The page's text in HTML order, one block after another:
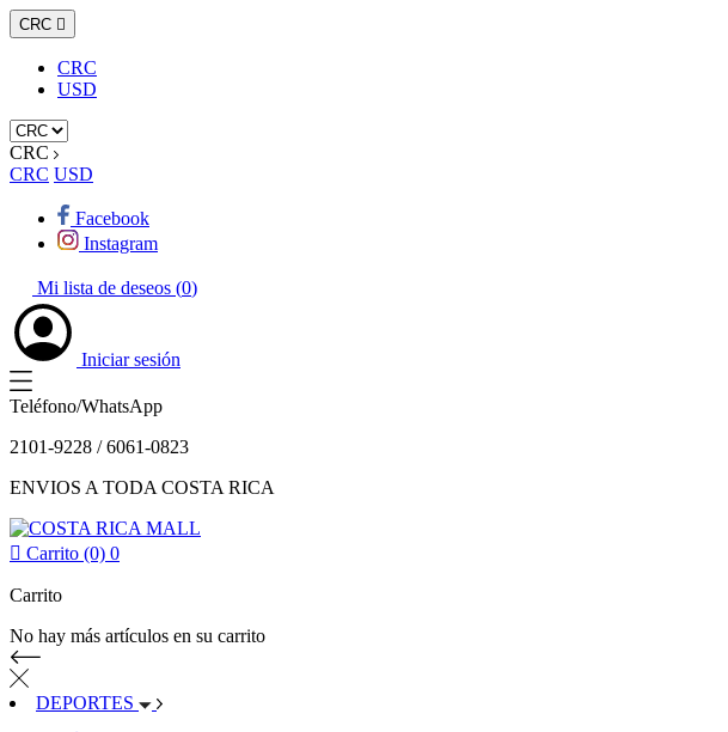
CRC 
CRC
USD
CRC
CRC USD
Facebook
Instagram
Mi lista de deseos (0)
Iniciar sesión
Teléfono/WhatsApp
2101-9228 / 6061-0823
ENVIOS A TODA COSTA RICA
 Carrito (0) 0
Carrito
No hay más artículos en su carrito
DEPORTES